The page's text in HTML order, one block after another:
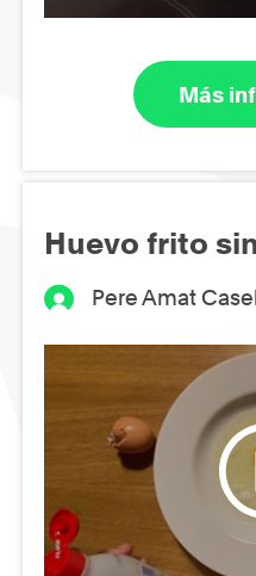
Más
Huevo frito
Pere Amat